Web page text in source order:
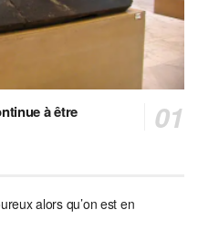
à être
alors qu’on est en